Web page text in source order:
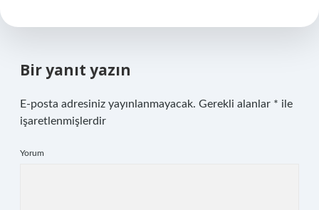
Bir yanıt yazın
E-posta adresiniz yayınlanmayacak. Gerekli alanlar * ile
işaretlenmişlerdir
Yorum